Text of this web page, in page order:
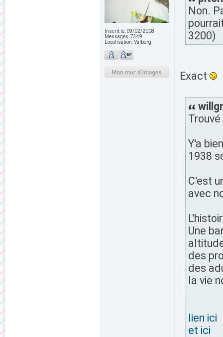
Inscrit le: 09/02/2008
Messages:7349
Localisation:Valberg
Non.
3200)
Exact
Trouvé
Y'a
1938
C'est
avec
Une
des
des
la vie
lien ici
et ici